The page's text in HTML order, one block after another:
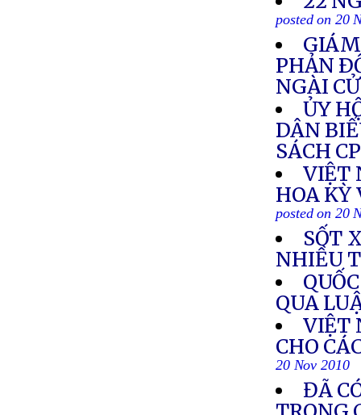
posted on 20
PHẢN
NGÀI
ỦY
DÂN
SÁCH
VIỆT
HOA KỲ
posted on 20
SỐT
NHIỀU
QUA
VIỆT
CHO
20 Nov 2010
ĐÃ